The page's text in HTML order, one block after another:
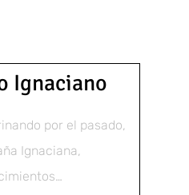
Ignaciano
por el pasado,
Ignaciana,